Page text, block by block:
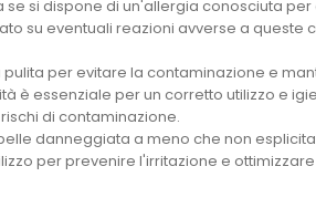
si dispone di un'allergia conosciuta
su eventuali reazioni avverse a queste
per evitare la contaminazione e
è essenziale per un corretto utilizzo e
di contaminazione.
danneggiata a meno che non
per prevenire l'irritazione e